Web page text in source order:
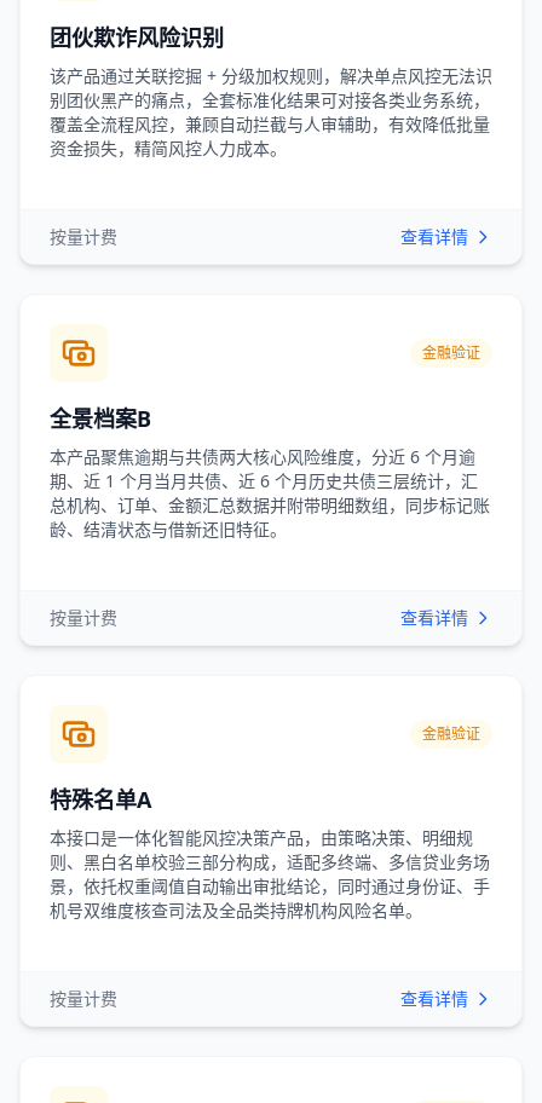
团伙欺诈风险识别
该产品通过关联挖掘 + 分级加权规则，解决单点风控无法识
别团伙黑产的痛点，全套标准化结果可对接各类业务系统，
覆盖全流程风控，兼顾自动拦截与人审辅助，有效降低批量
资金损失，精简风控人力成本。
按量计费 查看详情
金融验证
全景档案B
本产品聚焦逾期与共债两大核心风险维度，分近 6 个月逾
期、近 1 个月当月共债、近 6 个月历史共债三层统计，汇
总机构、订单、金额汇总数据并附带明细数组，同步标记账
龄、结清状态与借新还旧特征。
按量计费 查看详情
金融验证
特殊名单A
本接口是一体化智能风控决策产品，由策略决策、明细规
则、黑白名单校验三部分构成，适配多终端、多信贷业务场
景，依托权重阈值自动输出审批结论，同时通过身份证、手
机号双维度核查司法及全品类持牌机构风险名单。
按量计费 查看详情